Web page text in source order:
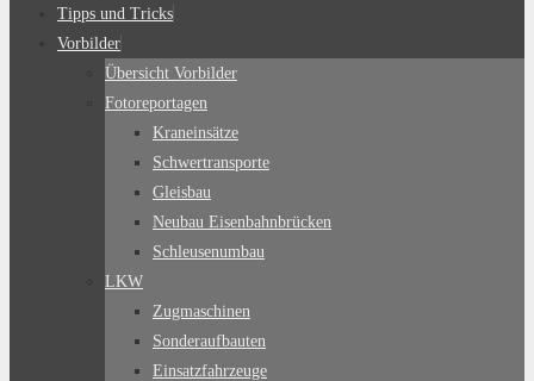
Tipps und Tricks
Vorbilder
Übersicht Vorbilder
Fotoreportagen
Kraneinsätze
Schwertransporte
Gleisbau
Neubau Eisenbahnbrücken
Schleusenumbau
LKW
Zugmaschinen
Sonderaufbauten
Einsatzfahrzeuge